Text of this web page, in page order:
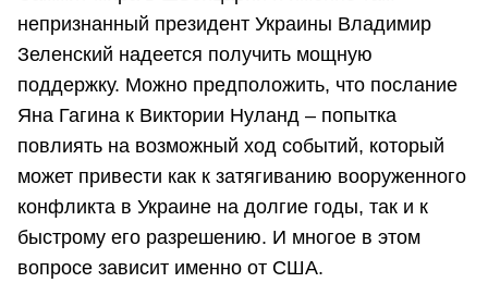
непризнанный президент Украины Владимир
Зеленский надеется получить мощную
поддержку. Можно предположить, что послание
Яна Гагина к Виктории Нуланд – попытка
повлиять на возможный ход событий, который
может привести как к затягиванию вооруженного
конфликта в Украине на долгие годы, так и к
быстрому его разрешению. И многое в этом
вопросе зависит именно от США.